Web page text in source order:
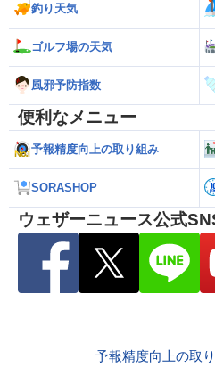
釣り天気
ゴルフ場の天気
風邪予防指数
便利なメニュー
予報精度向上の取り組み
SORASHOP
ウェザーニュース公式
予報精度向上の取